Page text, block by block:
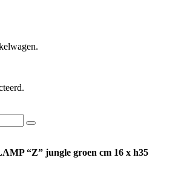
“Z” jungle groen cm 16 x h35